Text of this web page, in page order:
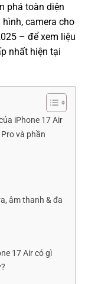
phá toàn diện
camera cho
– để xem liệu
nhất hiện tại
iPhone 17 Air
và phần
âm thanh & đa
17 Air có gì